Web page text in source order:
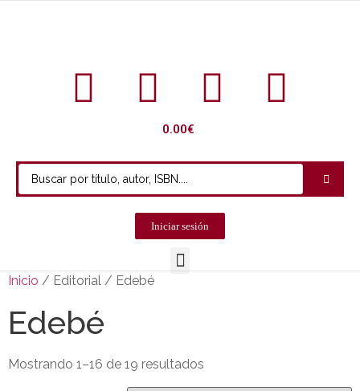
0.00€
Iniciar sesión
Inicio / Editorial / Edebé
Edebé
Mostrando 1–16 de 19 resultados